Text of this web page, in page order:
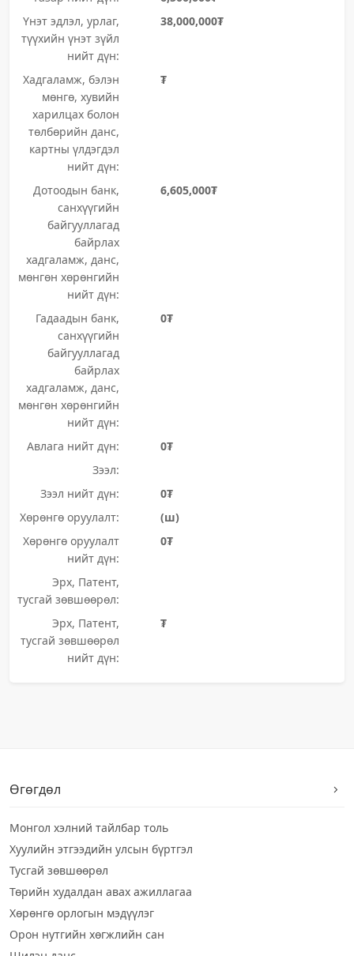
Үнэт эдлэл, урлаг,
түүхийн үнэт зүйл
нийт дүн:
38,000,000₮
Хадгаламж, бэлэн
мөнгө, хувийн
харилцах болон
төлбөрийн данс,
картны үлдэгдэл
нийт дүн:
₮
Дотоодын банк,
санхүүгийн
байгууллагад
байрлах
хадгаламж, данс,
мөнгөн хөрөнгийн
нийт дүн:
6,605,000₮
Гадаадын банк,
санхүүгийн
байгууллагад
байрлах
хадгаламж, данс,
мөнгөн хөрөнгийн
нийт дүн:
0₮
Авлага нийт дүн:
0₮
Зээл:
Зээл нийт дүн:
0₮
Хөрөнгө оруулалт:
(ш)
Хөрөнгө оруулалт
нийт дүн:
0₮
Эрх, Патент,
тусгай зөвшөөрөл:
Эрх, Патент,
тусгай зөвшөөрөл
нийт дүн:
₮
Өгөгдөл
Монгол хэлний тайлбар толь
Хуулийн этгээдийн улсын бүртгэл
Тусгай зөвшөөрөл
Төрийн худалдан авах ажиллагаа
Хөрөнгө орлогын мэдүүлэг
Орон нутгийн хөгжлийн сан